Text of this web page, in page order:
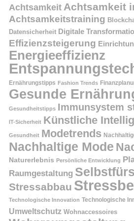
Achtsamkeit Achtsamkeit
Achtsamkeitstraining
Datensicherheit Digitale
Effizienzsteigerung
Energieeffizienz
Ernährungstipps Fashion Trends
Gesunde
Gesundheitstipps Immunsystem
IT-Sicherheit Künstliche
Gesundheit Modetrends
Nachhaltige Mode
Naturerlebnis Persönliche Entwicklung
Raumgestaltung
Stressabbau
Technologische Innovation Technologische
Umweltschutz Wohnaccessoires